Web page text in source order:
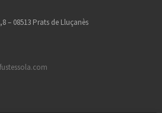
– 08513 Prats de Lluçanès